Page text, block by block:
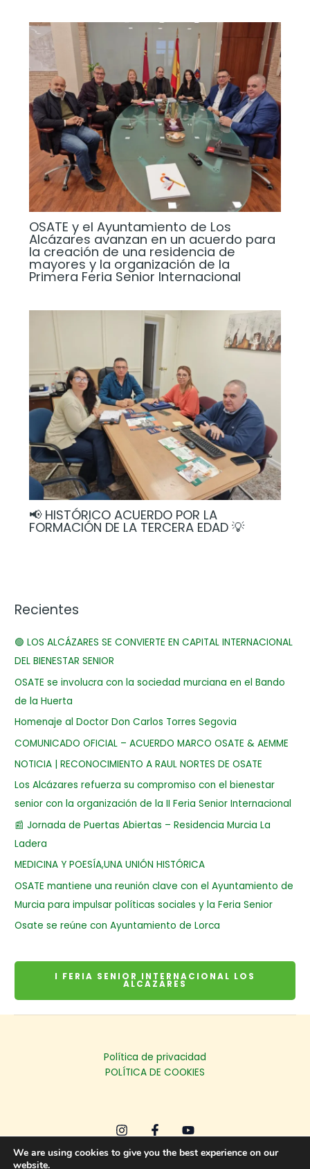
OSATE y el Ayuntamiento de Los
Alcázares avanzan en un acuerdo para
la creación de una residencia de
mayores y la organización de la
Primera Feria Senior Internacional
📢 HISTÓRICO ACUERDO POR LA
FORMACIÓN DE LA TERCERA EDAD 💡
Recientes
🟢 LOS ALCÁZARES SE CONVIERTE EN CAPITAL INTERNACIONAL
DEL BIENESTAR SENIOR
OSATE se involucra con la sociedad murciana en el Bando
de la Huerta
Homenaje al Doctor Don Carlos Torres Segovia
COMUNICADO OFICIAL – ACUERDO MARCO OSATE & AEMME
NOTICIA | RECONOCIMIENTO A RAUL NORTES DE OSATE
Los Alcázares refuerza su compromiso con el bienestar
senior con la organización de la II Feria Senior Internacional
📰 Jornada de Puertas Abiertas – Residencia Murcia La
Ladera
MEDICINA Y POESÍA,UNA UNIÓN HISTÓRICA
OSATE mantiene una reunión clave con el Ayuntamiento de
Murcia para impulsar políticas sociales y la Feria Senior
Osate se reúne con Ayuntamiento de Lorca
I FERIA SENIOR INTERNACIONAL LOS
ALCAZARES
Política de privacidad
POLÍTICA DE COOKIES
We are using cookies to give you the best experience on our
website.